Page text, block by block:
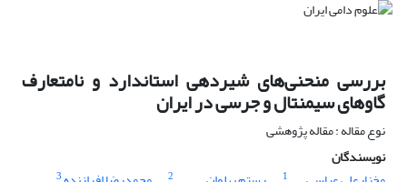
بررسی منحنی‌های شیردهی استاندارد و نامتعارف
گاوهای سیمنتال و جرسی در ایران
نوع مقاله : مقاله پژوهشی
نویسندگان
1
2
3